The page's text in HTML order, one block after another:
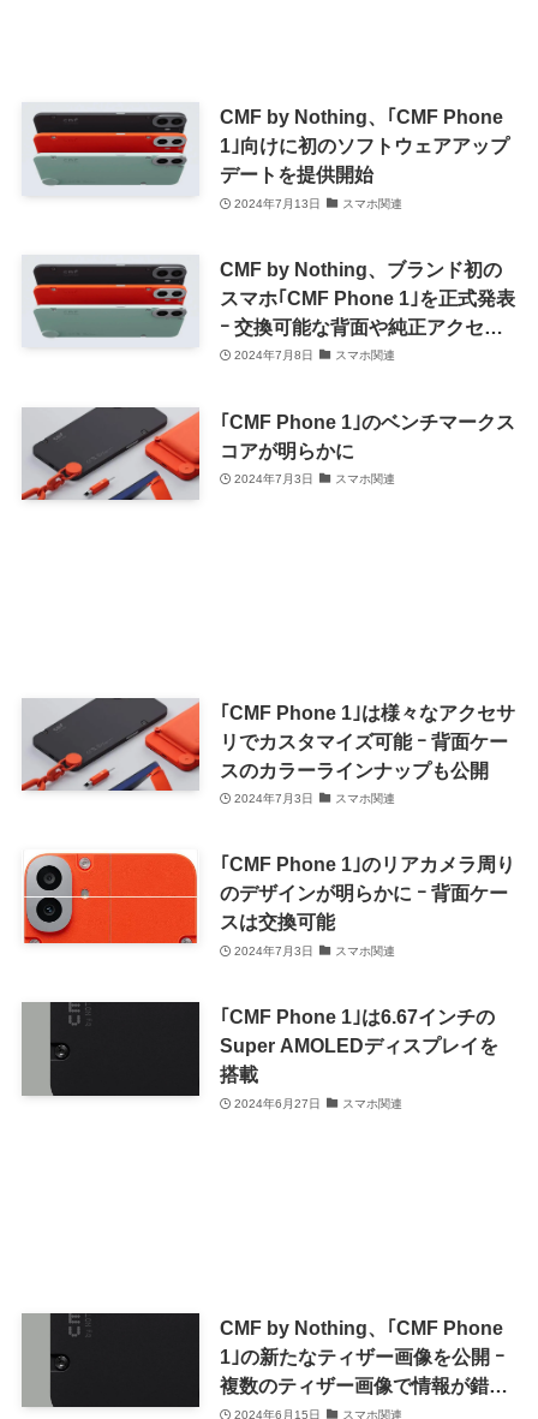
CMF by Nothing、｢CMF Phone
1｣向けに初のソフトウェアアップ
デートを提供開始
2024年7月13日 スマホ関連
CMF by Nothing、ブランド初の
スマホ｢CMF Phone 1｣を正式発表
ｰ 交換可能な背面や純正アクセサ
リなどのカスタマイズ性が特徴
2024年7月8日 スマホ関連
｢CMF Phone 1｣のベンチマークス
コアが明らかに
2024年7月3日 スマホ関連
｢CMF Phone 1｣は様々なアクセサ
リでカスタマイズ可能 ｰ 背面ケー
スのカラーラインナップも公開
2024年7月3日 スマホ関連
｢CMF Phone 1｣のリアカメラ周り
のデザインが明らかに ｰ 背面ケー
スは交換可能
2024年7月3日 スマホ関連
｢CMF Phone 1｣は6.67インチの
Super AMOLEDディスプレイを
搭載
2024年6月27日 スマホ関連
CMF by Nothing、｢CMF Phone
1｣の新たなティザー画像を公開 ｰ
複数のティザー画像で情報が錯綜
中2024年6月15日 スマホ関連